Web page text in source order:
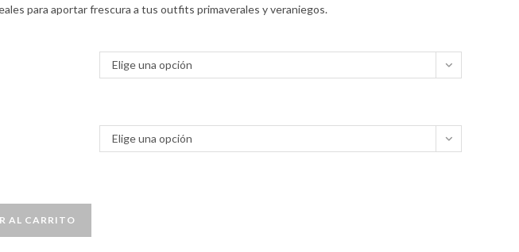
para aportar frescura a tus outfits primaverales y veraniegos.
Elige una opción
Elige una opción
AL CARRITO